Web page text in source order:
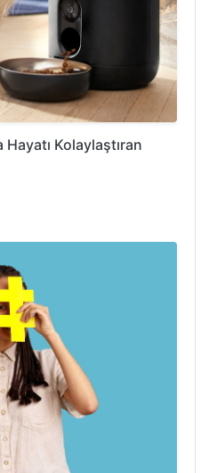
Hayatı Kolaylaştıran